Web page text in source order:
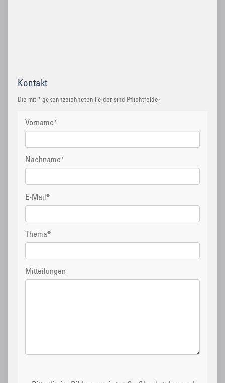
Kontakt
Die mit * gekennzeichneten Felder sind Pflichtfelder
Vorname*
Nachname*
E-Mail *
Thema*
Mitteilungen